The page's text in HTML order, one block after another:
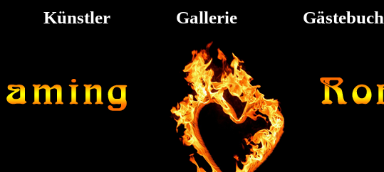
Künstler Gallerie Gästebuch